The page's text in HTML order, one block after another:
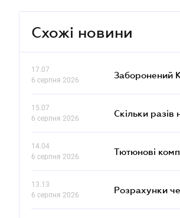
Схожі новини
17.07
6 серпня 2026
Заборонений
15.07
6 серпня 2026
Скільки
14.04
6 серпня 2026
Тютюнові
13.13
6 серпня 2026
Розрахунки